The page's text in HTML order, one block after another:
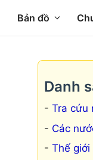
Bản đồ
Danh
Tra cứu
Các
Thế giới